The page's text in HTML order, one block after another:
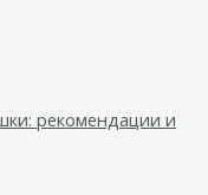
рекомендации и